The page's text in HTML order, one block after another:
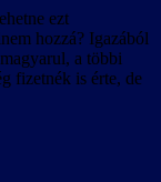
ezt
hozzá? Igazából
a többi
fizetnék is érte, de